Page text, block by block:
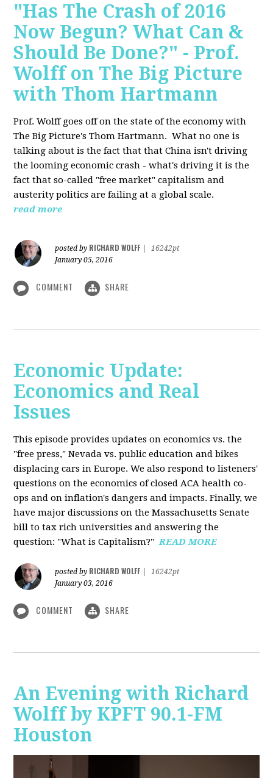
"Has The Crash of 2016
Now Begun? What Can &
Should Be Done?" - Prof.
Wolff on The Big Picture
with Thom Hartmann
Prof. Wolff goes off on the state of the economy with
The Big Picture's Thom Hartmann. What no one is
talking about is the fact that that China isn't driving
the looming economic crash - what's driving it is the
fact that so-called "free market" capitalism and
austerity politics are failing at a global scale.
read more
posted by RICHARD WOLFF
16242pt
January 05, 2016
COMMENT SHARE
Economic Update:
Economics and Real
Issues
This episode provides updates on economics vs. the
"free press," Nevada vs. public education and bikes
displacing cars in Europe. We also respond to listeners'
questions on the economics of closed ACA health co-
ops and on inflation's dangers and impacts. Finally, we
have major discussions on the Massachusetts Senate
bill to tax rich universities and answering the
question: "What is Capitalism?"READ MORE
posted by RICHARD WOLFF
16242pt
January 03, 2016
COMMENT SHARE
An Evening with Richard
Wolff by KPFT 90.1-FM
Houston